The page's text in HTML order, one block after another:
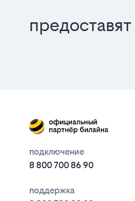
подключение
8 800 700 86 90
поддержка